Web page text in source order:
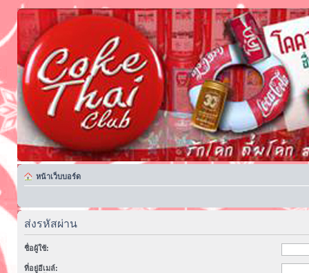
หน้าเว็บบอร์ด
ส่งรหัสผ่าน
ชื่อผู้ใช้:
ที่อยู่อีเมล์: